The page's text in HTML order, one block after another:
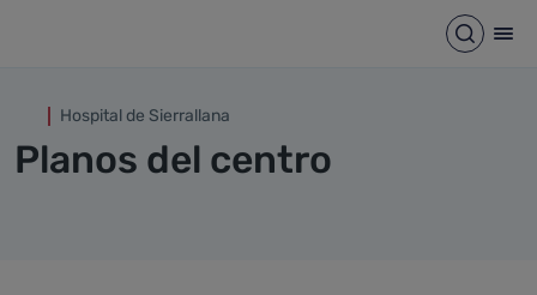
Abrir
Hospital de Sierrallana
Planos del centro